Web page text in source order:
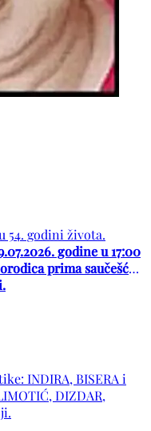
54. godini života.
godine u 17:00
prima saučešće
INDIRA, BISERA i
DIZDAR,